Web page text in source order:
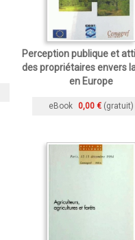
Perception publique et
des propriétaires envers
en Europe
eBook 0,00 € (gratuit)